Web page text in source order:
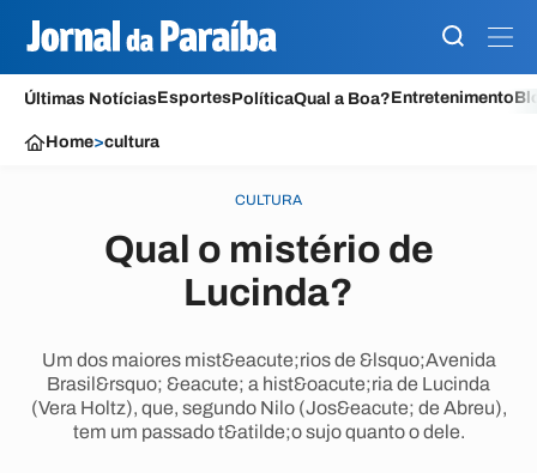
Últimas NotíciasEsportesPolíticaQual a Boa?Entretenimento
Home>cultura
CULTURA
Qual o mistério de
Lucinda?
Um dos maiores mist&eacute;rios de &lsquo;Avenida
Brasil&rsquo; &eacute; a hist&oacute;ria de Lucinda
(Vera Holtz), que, segundo Nilo (Jos&eacute; de Abreu),
tem um passado t&atilde;o sujo quanto o dele.